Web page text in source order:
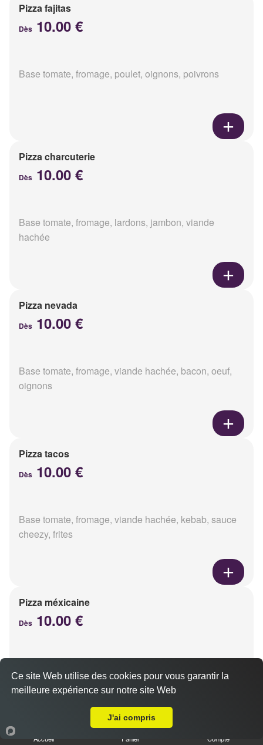
Pizza fajitas
Dès 10.00 €
Base tomate, fromage, poulet, oignons, poivrons
Pizza charcuterie
Dès 10.00 €
Base tomate, fromage, lardons, jambon, viande
hachée
Pizza nevada
Dès 10.00 €
Base tomate, fromage, viande hachée, bacon, oeuf,
oignons
Pizza tacos
Dès 10.00 €
Base tomate, fromage, viande hachée, kebab, sauce
cheezy, frites
Pizza méxicaine
Dès 10.00 €
chorizo, poivrons
Accueil Panier Compte
Ce site Web utilise des cookies pour vous garantir la
meilleure expérience sur notre site Web
J'ai compris